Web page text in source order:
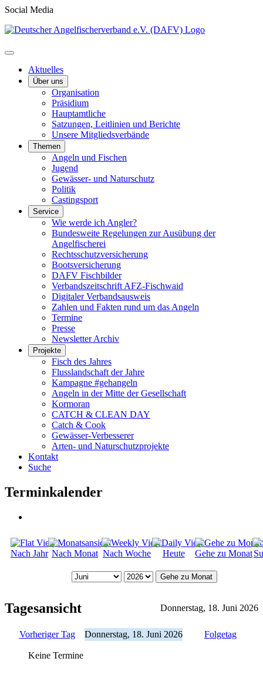
Social Media
Aktuelles
Über uns
Organisation
Präsidium
Hauptamtliche
Satzungen, Leitlinien und Berichte
Unsere Mitgliedsverbände
Themen
Angeln und Fischen
Jugend
Gewässer- und Naturschutz
Politik
Castingsport
Service
Wie werde ich Angler?
Bundesweite Regelungen zur Ausübung der
Angelfischerei
Rechtsschutzversicherung
Bootsversicherung
DAFV Fischbilder
Verbandszeitschrift AFZ-Fischwaid
Digitaler Verbandsausweis
Zahlen und Fakten rund um das Angeln
Termine
Presse
Newsletter Archiv
Projekte
Fisch des Jahres
Flusslandschaft der Jahre
Kampagne #gehangeln
Angeln in der Mitte der Gesellschaft
Kormoran
CATCH & CLEAN DAY
Catch & Cook
Gewässer-Verbesserer
Arten- und Naturschutzprojekte
Kontakt
Suche
Terminkalender
Nach Jahr Nach Monat Nach Woche Heute Gehe zu Monat
Gehe zu Monat
Tagesansicht Donnerstag, 18. Juni 2026
Vorheriger Tag Donnerstag, 18. Juni 2026 Folgetag
Keine Termine